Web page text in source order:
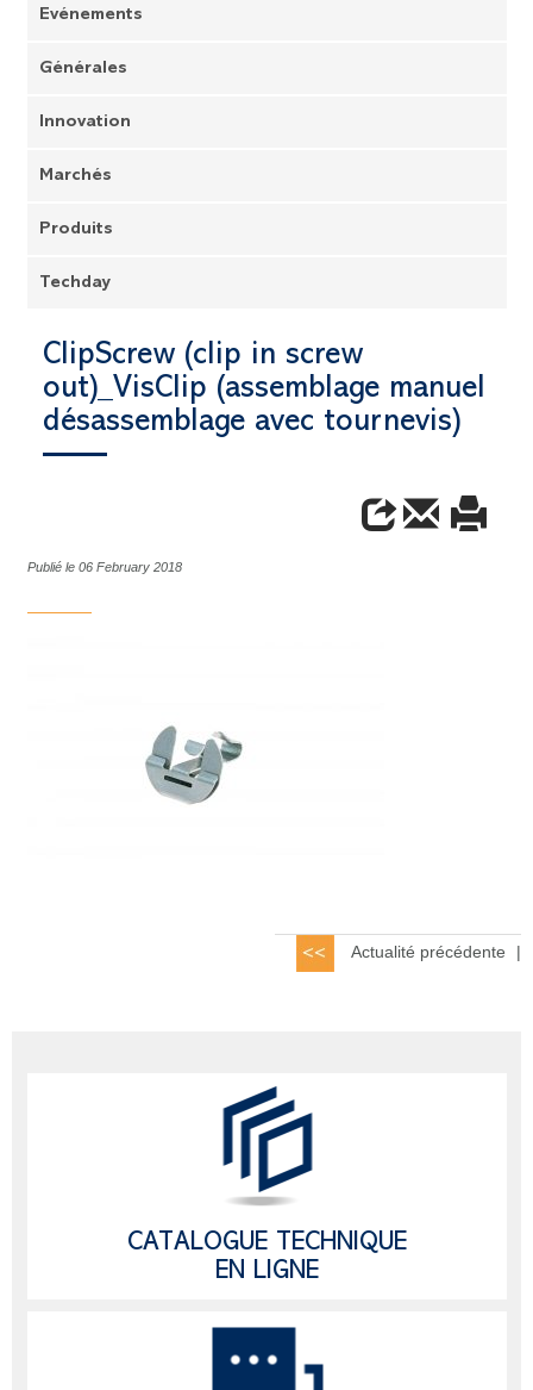
Evénements
Générales
Innovation
Marchés
Produits
Techday
ClipScrew (clip in screw
out)_VisClip (assemblage manuel
désassemblage avec tournevis)
Publié le 06 February 2018
Actualité précédente |
CATALOGUE TECHNIQUE
EN LIGNE